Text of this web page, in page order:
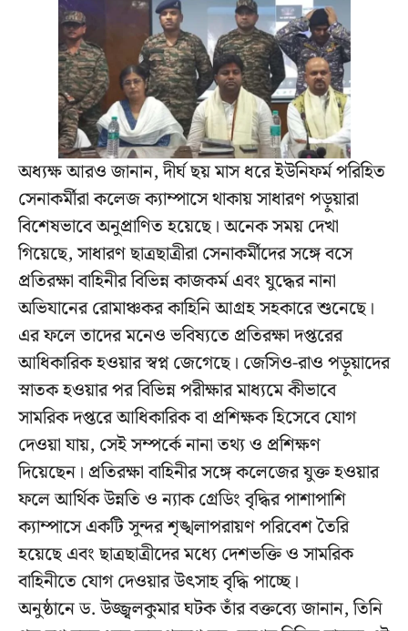
অধ্যক্ষ আরও জানান, দীর্ঘ ছয় মাস ধরে ইউনিফর্ম পরিহিত
সেনাকর্মীরা কলেজ ক্যাম্পাসে থাকায় সাধারণ পড়ুয়ারা
বিশেষভাবে অনুপ্রাণিত হয়েছে। অনেক সময় দেখা
গিয়েছে, সাধারণ ছাত্রছাত্রীরা সেনাকর্মীদের সঙ্গে বসে
প্রতিরক্ষা বাহিনীর বিভিন্ন কাজকর্ম এবং যুদ্ধের নানা
অভিযানের রোমাঞ্চকর কাহিনি আগ্রহ সহকারে শুনেছে।
এর ফলে তাদের মনেও ভবিষ্যতে প্রতিরক্ষা দপ্তরের
আধিকারিক হওয়ার স্বপ্ন জেগেছে। জেসিও-রাও পড়ুয়াদের
স্নাতক হওয়ার পর বিভিন্ন পরীক্ষার মাধ্যমে কীভাবে
সামরিক দপ্তরে আধিকারিক বা প্রশিক্ষক হিসেবে যোগ
দেওয়া যায়, সেই সম্পর্কে নানা তথ্য ও প্রশিক্ষণ
দিয়েছেন। প্রতিরক্ষা বাহিনীর সঙ্গে কলেজের যুক্ত হওয়ার
ফলে আর্থিক উন্নতি ও ন্যাক গ্রেডিং বৃদ্ধির পাশাপাশি
ক্যাম্পাসে একটি সুন্দর শৃঙ্খলাপরায়ণ পরিবেশ তৈরি
হয়েছে এবং ছাত্রছাত্রীদের মধ্যে দেশভক্তি ও সামরিক
বাহিনীতে যোগ দেওয়ার উৎসাহ বৃদ্ধি পাচ্ছে।
অনুষ্ঠানে ড. উজ্জ্বলকুমার ঘটক তাঁর বক্তব্যে জানান, তিনি